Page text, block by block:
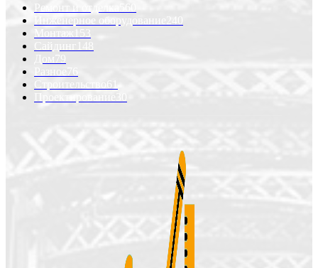
Ремонт и отделка
Инженерное оборудование
240
Монтаж
153
Сайдинг
148
Дом 79
Разное 76
Строительство
Проектирование